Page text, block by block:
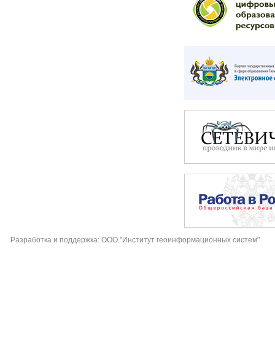
Разработка и поддержка: ООО "Институт геоинформационных систем"